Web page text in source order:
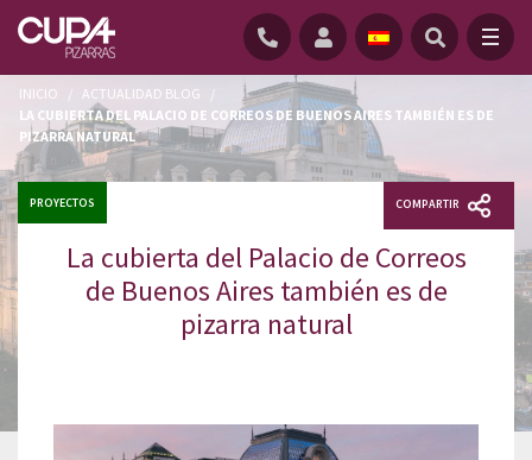
INICIO / ACTUALIDAD BLOG
/
LA CUBIERTA DEL PALACIO DE CORREOS DE BUENOS AIRES TAMBIÉN ES DE
PIZARRA NATURAL
PROYECTOS COMPARTIR
La cubierta del Palacio de Correos
de Buenos Aires también es de
pizarra natural